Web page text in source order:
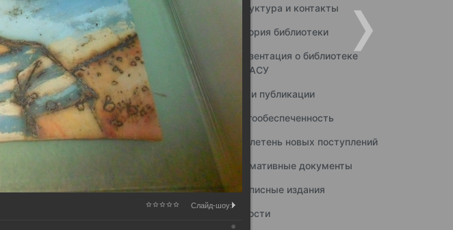
Структура и контакты
История библиотеки
Презентация о библиотеке
ННГАСУ
Наши публикации
Книгообеспеченность
Бюллетень новых поступлений
Нормативные документы
Подписные издания
Новости
Слайд-шоу: